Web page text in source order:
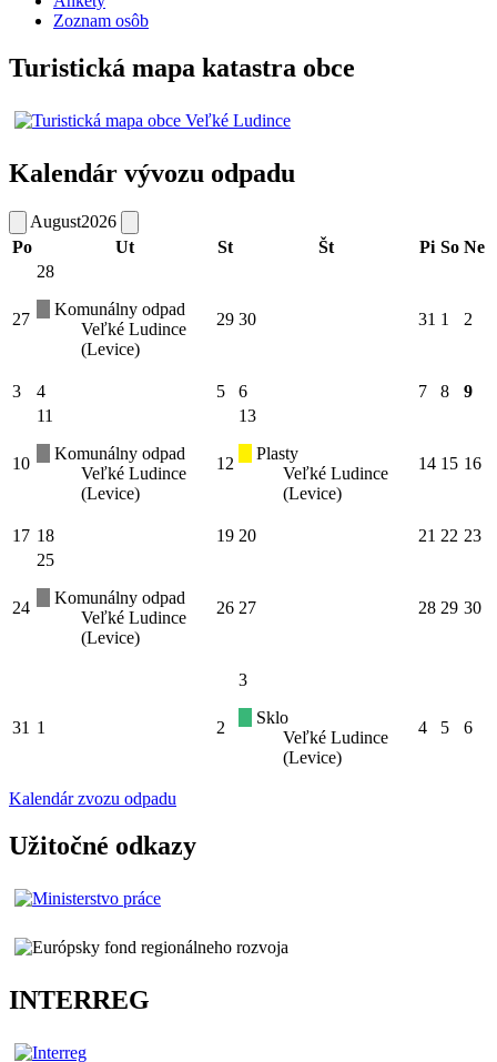
Zoznam osôb
Turistická mapa katastra obce
Kalendár vývozu odpadu
August2026
Po
Ut St Št Pi So Ne
27
28
Komunálny odpad
Veľké Ludince
(Levice)
29 30 31 1 2
3 4 5 6 7 8 9
10
11
Komunálny odpad
Veľké Ludince
(Levice)
12
13
Plasty
Veľké Ludince
(Levice)
14 15 16
17 18 19 20 21 22 23
24
25
Komunálny odpad
Veľké Ludince
(Levice)
26 27 28 29 30
31 1 2
3
Sklo
Veľké Ludince
(Levice)
4 5 6
Kalendár zvozu odpadu
Užitočné odkazy
INTERREG